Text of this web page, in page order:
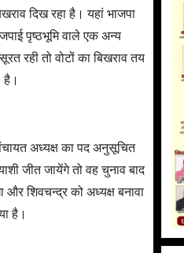
दिख रहा है। यहां भाजपा
पृष्ठभूमि वाले एक अन्य
रही तो वोटों का बिखराव तय
अध्यक्ष का पद अनुसूचित
जीत जायेंगे तो वह चुनाव बाद
शिवचन्द्र को अध्यक्ष बनावा
है।